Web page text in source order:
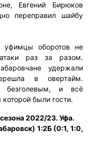
Евгений Бирюков
переправил шайбу
уфимцы оборотов не
раз за разом.
удержали
в овертайм.
безголевым, и всё
были гости.
2022/23. Уфа.
1:2Б (0:1, 1:0,